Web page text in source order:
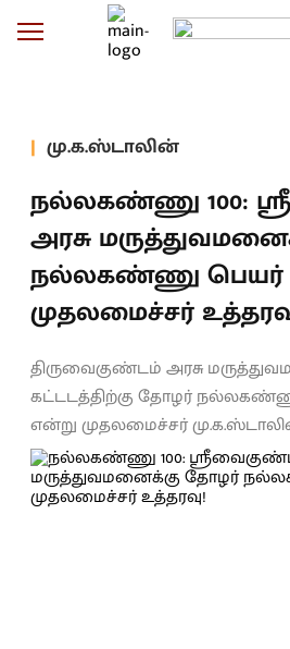
மு.க.ஸ்டாலின்
நல்லகண்ணு 100:
அரசு
நல்லகண்ணு பெயர்
முதலமைச்சர்
திருவைகுண்டம் அரசு
கட்டடத்திற்கு தோழர்
என்று முதலமைச்சர்